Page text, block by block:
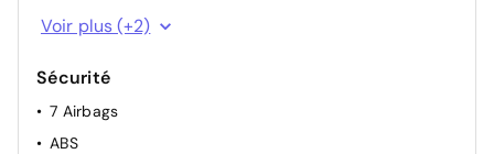
Vitres AV/AR électriques à impulsion
et profondeur
Poignées de portes couleur carrosserie
Voir plus (+2)
Sécurité
7 Airbags
ABS